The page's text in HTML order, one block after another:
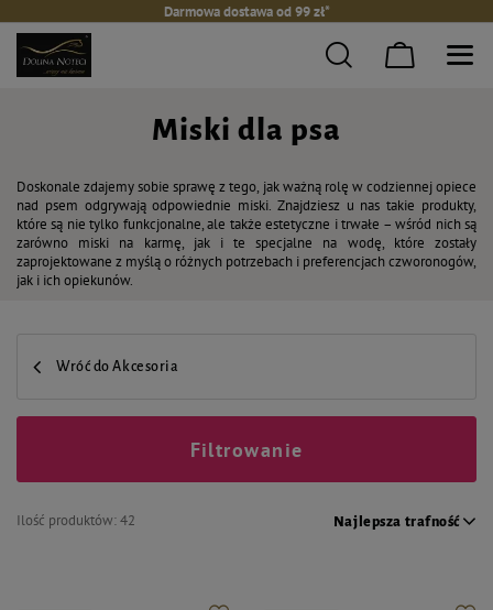
Darmowa dostawa od 99 zł*
Miski dla psa
Doskonale zdajemy sobie sprawę z tego, jak ważną rolę w codziennej opiece
nad psem odgrywają odpowiednie miski. Znajdziesz u nas takie produkty,
które są nie tylko funkcjonalne, ale także estetyczne i trwałe – wśród nich są
zarówno miski na karmę, jak i te specjalne na wodę, które zostały
zaprojektowane z myślą o różnych potrzebach i preferencjach czworonogów,
jak i ich opiekunów.
Wróć do Akcesoria
Ilość produktów:42 Najlepsza trafność
Filtrowanie